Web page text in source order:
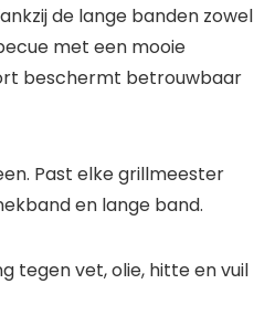
de lange banden zowel
met een mooie
beschermt betrouwbaar
Past elke grillmeester
en lange band.
tegen vet, olie, hitte en vuil